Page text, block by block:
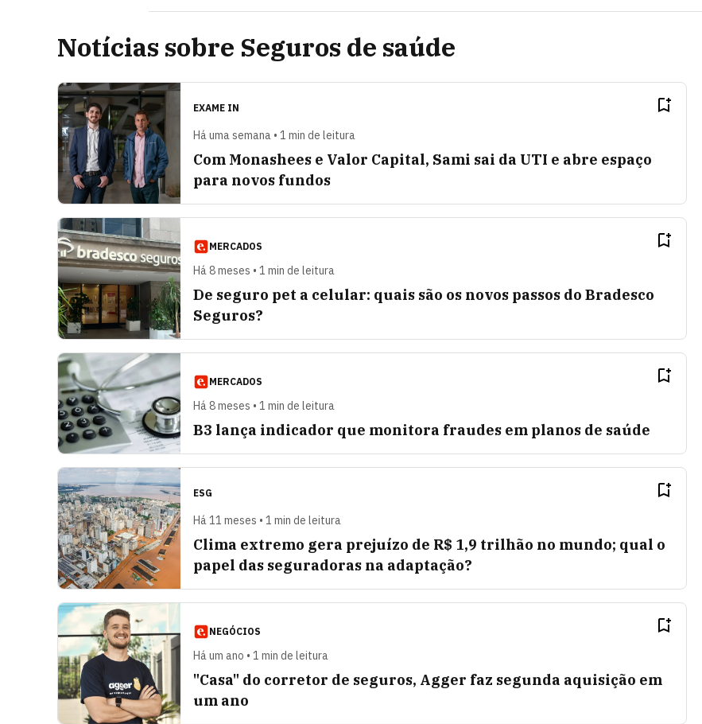
Notícias sobre Seguros de saúde
EXAME IN
Há uma semana • 1 min de leitura
Com Monashees e Valor Capital, Sami sai da UTI e abre espaço
para novos fundos
MERCADOS
Há 8 meses • 1 min de leitura
De seguro pet a celular: quais são os novos passos do Bradesco
Seguros?
MERCADOS
Há 8 meses • 1 min de leitura
B3 lança indicador que monitora fraudes em planos de saúde
ESG
Há 11 meses • 1 min de leitura
Clima extremo gera prejuízo de R$ 1,9 trilhão no mundo; qual o
papel das seguradoras na adaptação?
NEGÓCIOS
Há um ano • 1 min de leitura
"Casa" do corretor de seguros, Agger faz segunda aquisição em
um ano